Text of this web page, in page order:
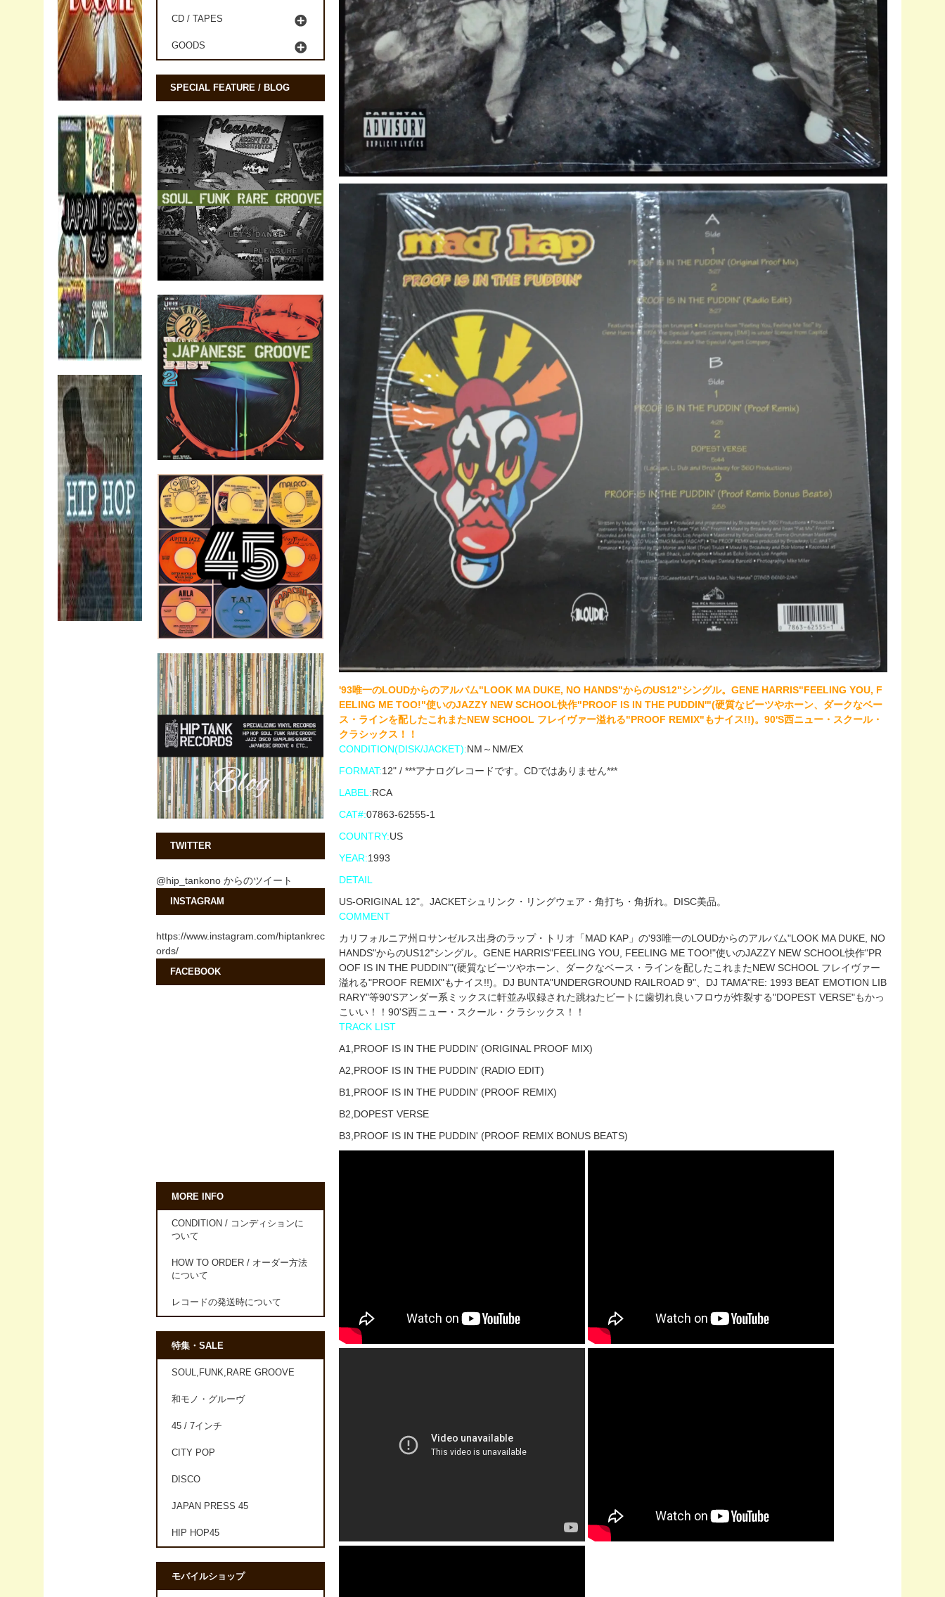
'93唯一のLOUDからのアルバム"LOOK MA DUKE, NO HANDS"からのUS12"シングル。GENE HARRIS"FEELING YOU, F
EELING ME TOO!"使いのJAZZY NEW SCHOOL快作"PROOF IS IN THE PUDDIN'"(硬質なビーツやホーン、ダークなベー
ス・ラインを配したこれまたNEW SCHOOL フレイヴァー溢れる"PROOF REMIX"もナイス!!)。90'S西ニュー・スクール・
クラシックス！！
CONDITION(DISK/JACKET):NM～NM/EX
FORMAT:12" / ***アナログレコードです。CDではありません***
LABEL:RCA
CAT#:07863-62555-1
COUNTRY:US
YEAR:1993
DETAIL
US-ORIGINAL 12"。JACKETシュリンク・リングウェア・角打ち・角折れ。DISC美品。
COMMENT
カリフォルニア州ロサンゼルス出身のラップ・トリオ「MAD KAP」の'93唯一のLOUDからのアルバム"LOOK MA DUKE, NO
HANDS"からのUS12"シングル。GENE HARRIS"FEELING YOU, FEELING ME TOO!"使いのJAZZY NEW SCHOOL快作"PR
OOF IS IN THE PUDDIN'"(硬質なビーツやホーン、ダークなベース・ラインを配したこれまたNEW SCHOOL フレイヴァー
溢れる"PROOF REMIX"もナイス!!)。DJ BUNTA"UNDERGROUND RAILROAD 9"、DJ TAMA"RE: 1993 BEAT EMOTION LIB
RARY"等90'Sアンダー系ミックスに軒並み収録された跳ねたビートに歯切れ良いフロウが炸裂する"DOPEST VERSE"もかっ
こいい！！90'S西ニュー・スクール・クラシックス！！
TRACK LIST
A1,PROOF IS IN THE PUDDIN' (ORIGINAL PROOF MIX)
A2,PROOF IS IN THE PUDDIN' (RADIO EDIT)
B1,PROOF IS IN THE PUDDIN' (PROOF REMIX)
B2,DOPEST VERSE
B3,PROOF IS IN THE PUDDIN' (PROOF REMIX BONUS BEATS)
CD / TAPES
GOODS
SPECIAL FEATURE / BLOG
TWITTER
@hip_tankono からのツイート
INSTAGRAM
https://www.instagram.com/hiptankrec
ords/
FACEBOOK
MORE INFO
CONDITION / コンディションに
ついて
HOW TO ORDER / オーダー方法
について
レコードの発送時について
特集・SALE
SOUL,FUNK,RARE GROOVE
和モノ・グルーヴ
45 / 7インチ
CITY POP
DISCO
JAPAN PRESS 45
HIP HOP45
モバイルショップ